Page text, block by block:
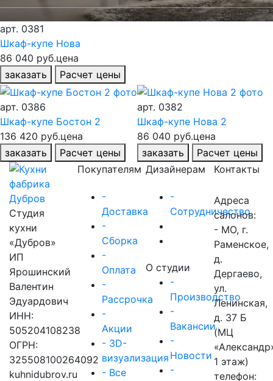
арт. 0381
Шкаф-купе Нова
86 040 руб.цена
заказать
Расчет цены
арт. 0386
Шкаф-купе Бостон 2
136 420 руб.цена
заказать
Расчет цены
арт. 0382
Шкаф-купе Нова 2
86 040 руб.цена
заказать
Расчет цены
Студия
кухни
«Дубров»
ИП
Ярошинский
Валентин
Эдуардович
ИНН:
505204108238
ОГРН:
325508100264092
kuhnidubrov.ru
Покупателям
-
Доставка
-
Сборка
-
Оплата
-
Рассрочка
-
Акции
- 3D-
визуализация
- Все
Дизайнерам
-
Сотрудничество
О студии
-
Производство
-
Вакансии
-
Новости
-
Контакты
Адреса
салонов:
- МО, г.
Раменское,
д.
Дергаево,
ул.
Ленинская,
д. 37 Б
(МЦ
1 этаж)
телефон: